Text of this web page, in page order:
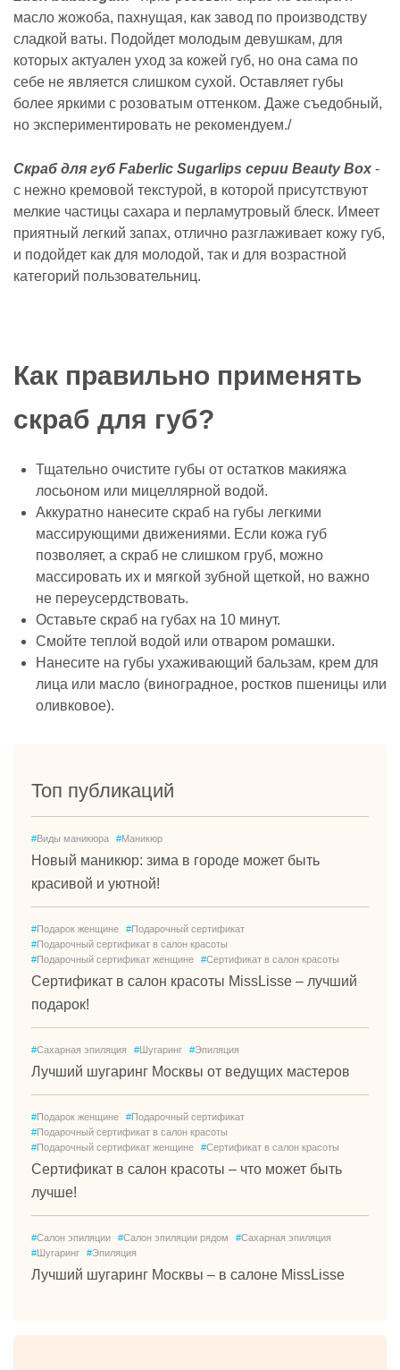
масло жожоба, пахнущая, как завод по производству
сладкой ваты. Подойдет молодым девушкам, для
которых актуален уход за кожей губ, но она сама по
себе не является слишком сухой. Оставляет губы
более яркими с розоватым оттенком. Даже съедобный,
но экспериментировать не рекомендуем./
Скраб для губ Faberlic Sugarlips серии Beauty Box -
с нежно кремовой текстурой, в которой присутствуют
мелкие частицы сахара и перламутровый блеск. Имеет
приятный легкий запах, отлично разглаживает кожу губ,
и подойдет как для молодой, так и для возрастной
категорий пользовательниц.
Как правильно применять
скраб для губ?
Тщательно очистите губы от остатков макияжа
лосьоном или мицеллярной водой.
Аккуратно нанесите скраб на губы легкими
массирующими движениями. Если кожа губ
позволяет, а скраб не слишком груб, можно
массировать их и мягкой зубной щеткой, но важно
не переусердствовать.
Оставьте скраб на губах на 10 минут.
Смойте теплой водой или отваром ромашки.
Нанесите на губы ухаживающий бальзам, крем для
лица или масло (виноградное, ростков пшеницы или
оливковое).
Топ публикаций
#Виды маникюра #Маникюр
Новый маникюр: зима в городе может быть
красивой и уютной!
#Подарок женщине #Подарочный сертификат
#Подарочный сертификат в салон красоты
#Подарочный сертификат женщине #Сертификат в салон красоты
Сертификат в салон красоты MissLisse – лучший
подарок!
#Сахарная эпиляция #Шугаринг #Эпиляция
Лучший шугаринг Москвы от ведущих мастеров
#Подарок женщине #Подарочный сертификат
#Подарочный сертификат в салон красоты
#Подарочный сертификат женщине #Сертификат в салон красоты
Сертификат в салон красоты – что может быть
лучше!
#Салон эпиляции #Салон эпиляции рядом #Сахарная эпиляция
#Шугаринг #Эпиляция
Лучший шугаринг Москвы – в салоне MissLisse